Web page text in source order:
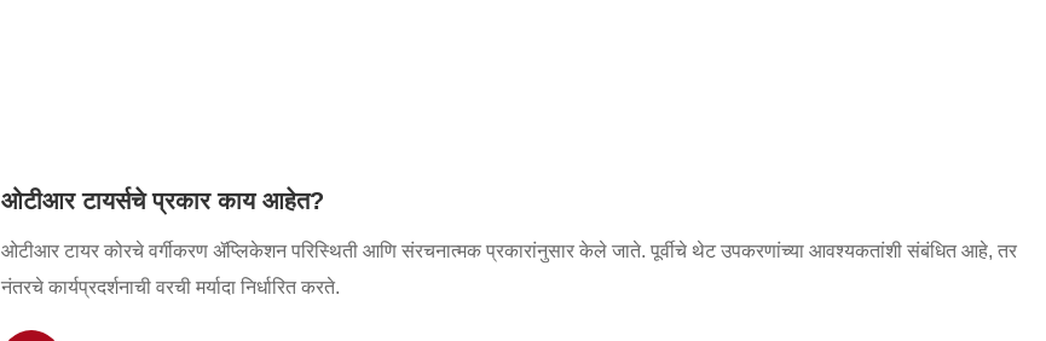
ओटीआर टायर्सचे प्रकार काय आहेत?
ओटीआर टायर कोरचे वर्गीकरण ॲप्लिकेशन परिस्थिती आणि संरचनात्मक प्रकारांनुसार केले जाते. पूर्वीचे थेट उपकरणांच्या आवश्यकतांशी संबंधित आहे, तर
नंतरचे कार्यप्रदर्शनाची वरची मर्यादा निर्धारित करते.